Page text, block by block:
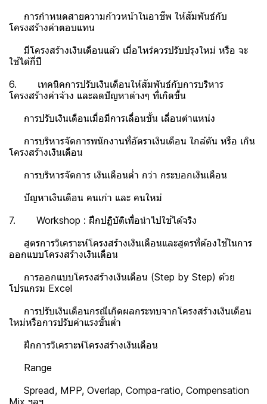
การกำหนดสายความก้าวหน้าในอาชีพ ให้สัมพันธ์กับ
โครงสร้างค่าตอบแทน
มีโครงสร้างเงินเดือนแล้ว เมื่อไหร่ควรปรับปรุงใหม่ หรือ จะ
ใช้ได้กี่ปี
6. เทคนิคการปรับเงินเดือนให้สัมพันธ์กับการบริหาร
โครงสร้างค่าจ้าง และลดปัญหาต่างๆ ที่เกิดขึ้น
การปรับเงินเดือนเมื่อมีการเลื่อนขั้น เลื่อนตำแหน่ง
การบริหารจัดการพนักงานที่อัตราเงินเดือน ใกล้ตัน หรือ เกิน
โครงสร้างเงินเดือน
การบริหารจัดการ เงินเดือนต่ำ กว่า กระบอกเงินเดือน
ปัญหาเงินเดือน คนเก่า และ คนใหม่
7. Workshop : ฝึกปฏิบัติเพื่อนำไปใช้ได้จริง
สูตรการวิเคราะห์โครงสร้างเงินเดือนและสูตรที่ต้องใช้ในการ
ออกแบบโครงสร้างเงินเดือน
การออกแบบโครงสร้างเงินเดือน (Step by Step) ด้วย
โปรแกรม Excel
การปรับเงินเดือนกรณีเกิดผลกระทบจากโครงสร้างเงินเดือน
ใหม่หรือการปรับค่าแรงขั้นต่ำ
ฝึกการวิเคราะห์โครงสร้างเงินเดือน
Range
Spread, MPP, Overlap, Compa-ratio, Compensation
Mix ฯลฯ